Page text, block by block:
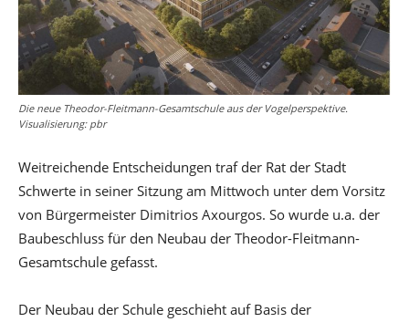
Die neue Theodor-Fleitmann-Gesamtschule aus der Vogelperspektive.
Visualisierung: pbr
Weitreichende Entscheidungen traf der Rat der Stadt
Schwerte in seiner Sitzung am Mittwoch unter dem Vorsitz
von Bürgermeister Dimitrios Axourgos. So wurde u.a. der
Baubeschluss für den Neubau der Theodor-Fleitmann-
Gesamtschule gefasst.
Der Neubau der Schule geschieht auf Basis der